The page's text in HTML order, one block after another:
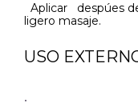
Aplicar despúes
ligero masaje.
USO
.